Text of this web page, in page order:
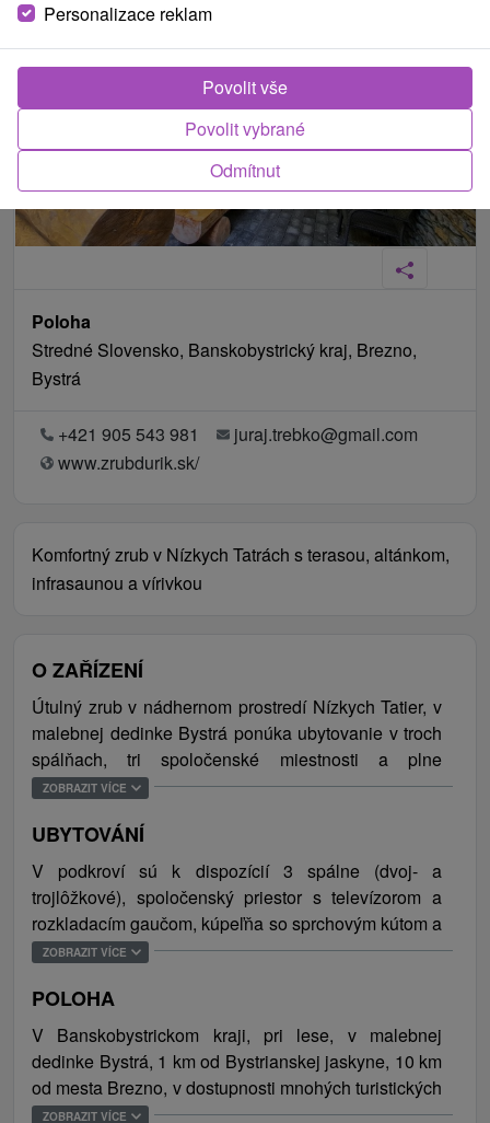
Poloha
Stredné Slovensko, Banskobystrický kraj, Brezno,
Bystrá
+421 905 543 981
juraj.trebko@gmail.com
www.zrubdurik.sk/
Komfortný zrub v Nízkych Tatrách s terasou, altánkom,
infrasaunou a vírivkou
O ZAŘÍZENÍ
Útulný zrub v nádhernom prostredí Nízkych Tatier, v
malebnej dedinke Bystrá ponúka ubytovanie v troch
spálňach, tri spoločenské miestnosti a plne
vybavenú kuchyňu. Na príjemné letné chvíle s
prípadne altánok s krbom a prenosné ohnisko.
Infrasauna a vonkajšia vírivka sa postarajú o
dokonalý relax a oddych. Najmenších návštevníkov
poteší detský kútik vo vnútri zrubu. K dispozícií je
samostatná miestnosť na úschovu lyží a bicyklov.
Samozrejmosťou je bezplatné WiFi pripojenie na
internet. Priamo pred objektom sú pre hostí
ideálne pre rodiny s deťmi, skupiny priateľov, ktorí
túžia relaxovať v lone prírody.
ZOBRAZIT VÍCE
UBYTOVÁNÍ
V podkroví sú k dispozícií 3 spálne (dvoj- a
trojlôžkové), spoločenský priestor s televízorom a
rozkladacím gaučom, kúpeľňa so sprchovým kútom a
toaletou. Na prízemí sa nachádza spoločenská
šípky, spoločenské hry), infrasauna a kúpeľňa so
sprchovým kútom (umývadlo, sušič na vlasy, uteráky,
WC, práčka, sušička). Poschodie ponúka oddych v
obývacej miestnosti s kachľovou pecou (TV/SAT,
rozkladací gauč, vinotéka, jedálenské sedenie), plne
ZOBRAZIT VÍCE
POLOHA
V Banskobystrickom kraji, pri lese, v malebnej
dedinke Bystrá, 1 km od Bystrianskej jaskyne, 10 km
od mesta Brezno, v dostupnosti mnohých turistických
atrakcií ako Tarzánia Tále (5,6 km), Ajax farma (2,5
ZOBRAZIT VÍCE
Personalizace reklam
Odmítnut
Povolit vybrané
Povolit vše